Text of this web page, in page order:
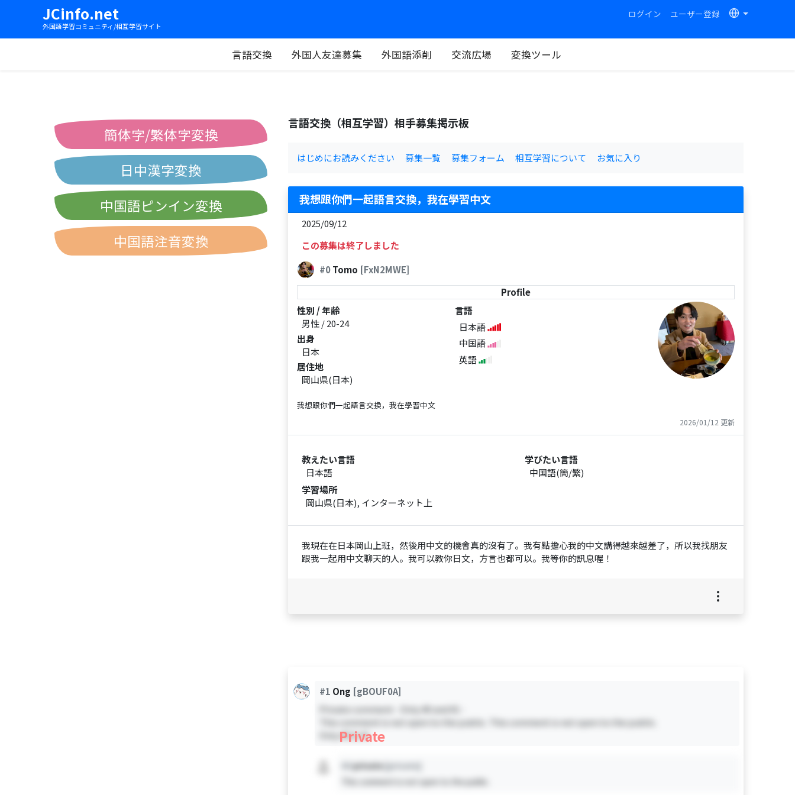
JCinfo.net
外国語学習コミュニティ/相互学習サイト
ログイン ユーザー登録
言語交換 外国人友達募集 外国語添削 交流広場 変換ツール
言語交換（相互学習）相手募集掲示板
はじめにお読みください 募集一覧 募集フォーム 相互学習について お気に入り
我想跟你們一起語言交換，我在學習中文
2025/09/12
この募集は終了しました
#0Tomo [FxN2MWE]
Profile
性別 / 年齢
男性 / 20-24
出身
日本
居住地
岡山県(日本)
言語
日本語
中国語
英語
我想跟你們一起語言交換，我在學習中文
2026/01/12 更新
教えたい言語
日本語
学びたい言語
中国語(簡/繁)
学習場所
岡山県(日本), インターネット上
我現在在日本岡山上班，然後用中文的機會真的沒有了。我有點擔心我的中文講得越來越差了，所以我找朋友
跟我一起用中文聊天的人。我可以教你日文，方言也都可以。我等你的訊息喔！
#1 Ong [gBOUF0A]
Private comment - Only #0 and #1 -
This comment is not open to the public. This comment is not open to the public.
Only #0 & #1
Private
#Xprivate[private]
This comment is not open to the public.
簡体字/繁体字変換
日中漢字変換
中国語ピンイン変換
中国語注音変換